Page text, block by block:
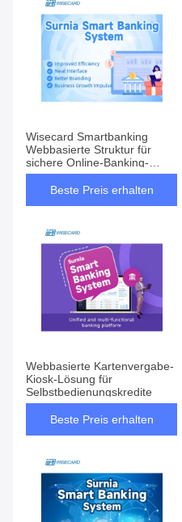
Wisecard Smartbanking
Webbasierte Struktur für
sichere Online-Banking-
Transaktionen
Beste Preis erhalten
Webbasierte Kartenvergabe-
Kiosk-Lösung für
Selbstbedienungskredite
Beste Preis erhalten